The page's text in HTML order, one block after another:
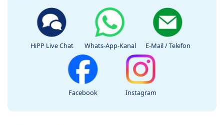
HiPP Live Chat Whats-App-Kanal E-Mail / Telefon
Facebook Instagram